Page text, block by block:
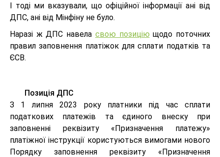
І тоді ми вказували, що офіційної інформації ані від
ДПС, ані від Мінфіну не було.
Наразі ж ДПС навела свою позицію щодо поточних
правил заповнення платіжок для сплати податків та
ЄСВ.
Позиція ДПС
З 1 липня 2023 року платники під час сплати
податкових платежів та єдиного внеску при
заповненні реквізиту «Призначення платежу»
платіжної інструкції користуються вимогами нового
Порядку заповнення реквізиту «Призначення